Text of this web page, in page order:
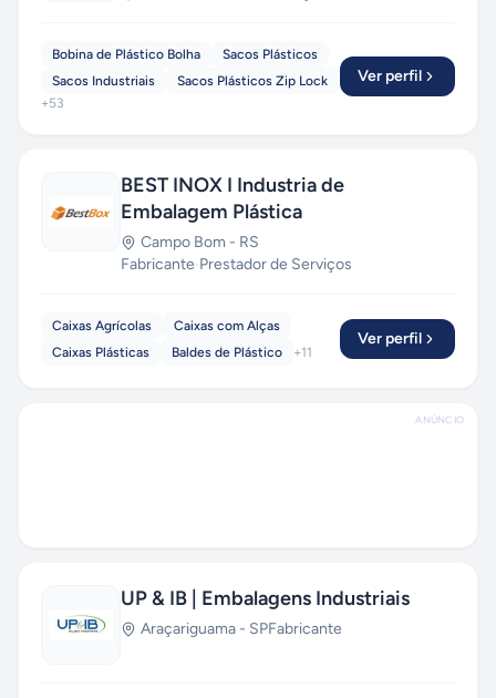
Bobina de Plástico Bolha
Sacos Plásticos
Sacos Industriais
Sacos Plásticos Zip Lock
+53
Ver perfil
BEST INOX I Industria de
Embalagem Plástica
Campo Bom - RS
Fabricante·Prestador de Serviços
Caixas Agrícolas
Caixas com Alças
Caixas Plásticas
Baldes de Plástico +11
Ver perfil
ANÚNCIO
UP & IB | Embalagens Industriais
Araçariguama - SPFabricante